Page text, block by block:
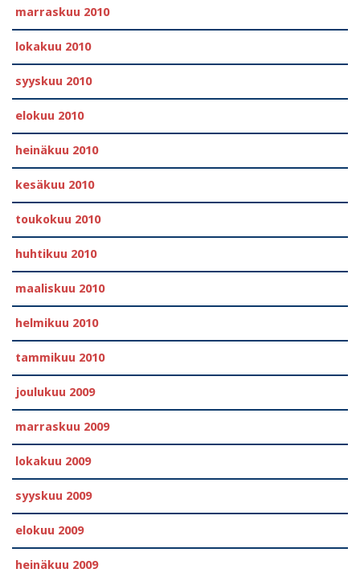
marraskuu 2010
lokakuu 2010
syyskuu 2010
elokuu 2010
heinäkuu 2010
kesäkuu 2010
toukokuu 2010
huhtikuu 2010
maaliskuu 2010
helmikuu 2010
tammikuu 2010
joulukuu 2009
marraskuu 2009
lokakuu 2009
syyskuu 2009
elokuu 2009
heinäkuu 2009